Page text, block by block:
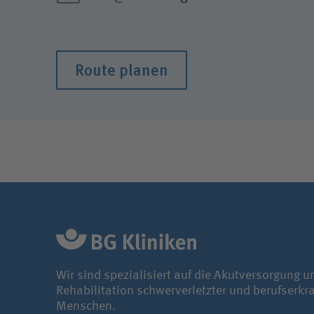
Route planen
Wir sind spezialisiert auf die Akutversorgung
Rehabilitation schwerverletzter und
Menschen.